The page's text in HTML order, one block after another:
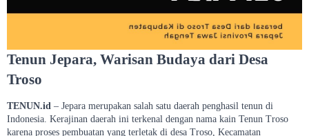
Tenun Jepara, Warisan Budaya dari Desa
Troso
TENUN.id – Jepara merupakan salah satu daerah penghasil tenun di
Indonesia. Kerajinan daerah ini terkenal dengan nama kain Tenun Troso
karena proses pembuatan yang terletak di desa Troso, Kecamatan